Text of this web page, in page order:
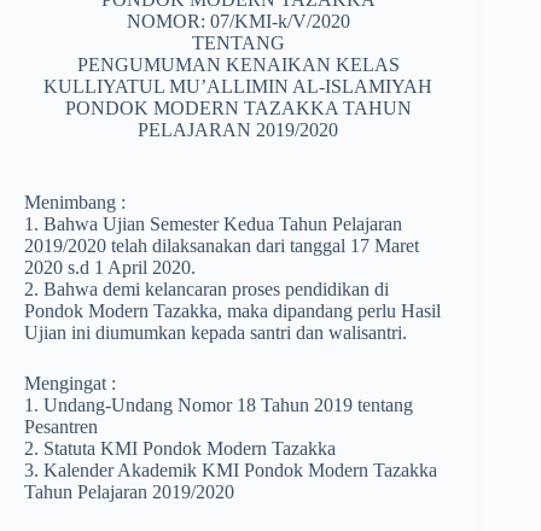
NOMOR: 07/KMI-k/V/2020
TENTANG
PENGUMUMAN KENAIKAN KELAS
KULLIYATUL MU’ALLIMIN AL-ISLAMIYAH
PONDOK MODERN TAZAKKA TAHUN
PELAJARAN 2019/2020
Menimbang :
1. Bahwa Ujian Semester Kedua Tahun Pelajaran
2019/2020 telah dilaksanakan dari tanggal 17 Maret
2020 s.d 1 April 2020.
2. Bahwa demi kelancaran proses pendidikan di
Pondok Modern Tazakka, maka dipandang perlu Hasil
Ujian ini diumumkan kepada santri dan walisantri.
Mengingat :
1. Undang-Undang Nomor 18 Tahun 2019 tentang
Pesantren
2. Statuta KMI Pondok Modern Tazakka
3. Kalender Akademik KMI Pondok Modern Tazakka
Tahun Pelajaran 2019/2020